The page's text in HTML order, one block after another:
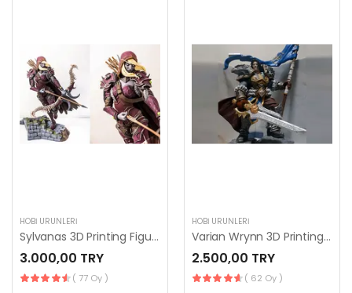
HOBI ÜRÜNLERI
Sylvanas 3D Printing Figurine
3.000,00 TRY
( 77 Oy )
HOBI ÜRÜNLERI
Varian Wrynn 3D Printing Figurine
2.500,00 TRY
( 62 Oy )